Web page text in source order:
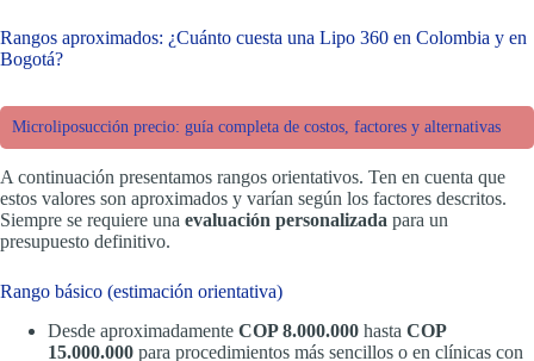
Rangos aproximados: ¿Cuánto cuesta una Lipo 360 en Colombia y en
Bogotá?
Microliposucción precio: guía completa de costos, factores y alternativas
A continuación presentamos rangos orientativos. Ten en cuenta que
estos valores son aproximados y varían según los factores descritos.
Siempre se requiere una evaluación personalizada para un
presupuesto definitivo.
Rango básico (estimación orientativa)
Desde aproximadamente COP 8.000.000 hasta COP
15.000.000 para procedimientos más sencillos o en clínicas con